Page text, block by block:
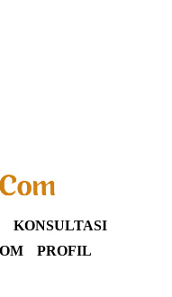
KONSULTASI
PROFIL